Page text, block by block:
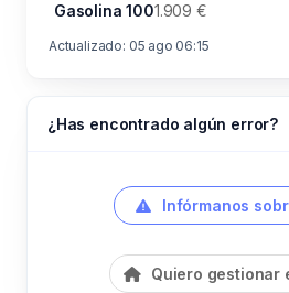
Gasolina 1001.909 €
Actualizado: 05 ago 06:15
¿Has encontrado algún error?
Infórmanos
Quiero gestionar